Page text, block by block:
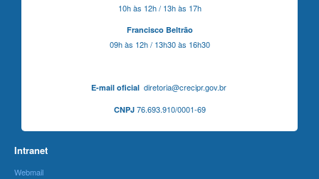
10h às 12h / 13h às 17h
Francisco Beltrão
09h às 12h / 13h30 às 16h30
E-mail oficialdiretoria@crecipr.gov.br
CNPJ76.693.910/0001-69
Intranet
Webmail